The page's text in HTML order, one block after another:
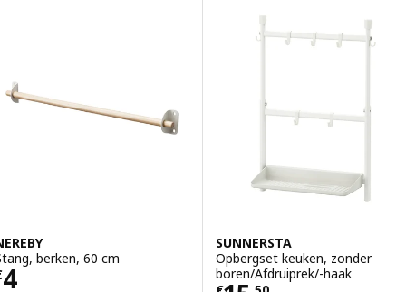
berken, 60 cm
4 € 4
SUNNERSTA
Opbergset keuken, zonder
boren/Afdruiprek/-haak